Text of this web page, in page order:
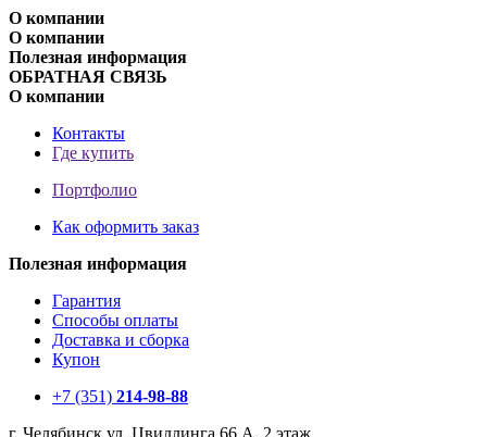
О компании
О компании
Полезная информация
ОБРАТНАЯ СВЯЗЬ
О компании
Контакты
Где купить
Портфолио
Как оформить заказ
Полезная информация
Гарантия
Способы оплаты
Доставка и сборка
Купон
+7 (351) 214-98-88
г. Челябинск ул. Цвиллинга 66 А, 2 этаж